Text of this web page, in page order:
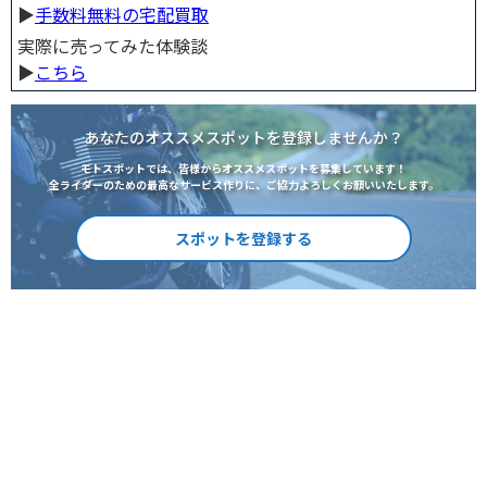
▶︎手数料無料の宅配買取
実際に売ってみた体験談
▶︎こちら
あなたのオススメスポットを登録しませんか？
モトスポットでは、皆様からオススメスポットを募集しています！
全ライダーのための最高なサービス作りに、ご協力よろしくお願いいたします。
スポットを登録する